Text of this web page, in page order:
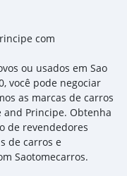
com
ou usados em Sao
você pode negociar
as marcas de carros
and Principe. Obtenha
de revendedores
de carros e
Saotomecarros.